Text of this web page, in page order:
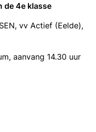
de 4e klasse
vv Actief (Eelde),
aanvang 14.30 uur